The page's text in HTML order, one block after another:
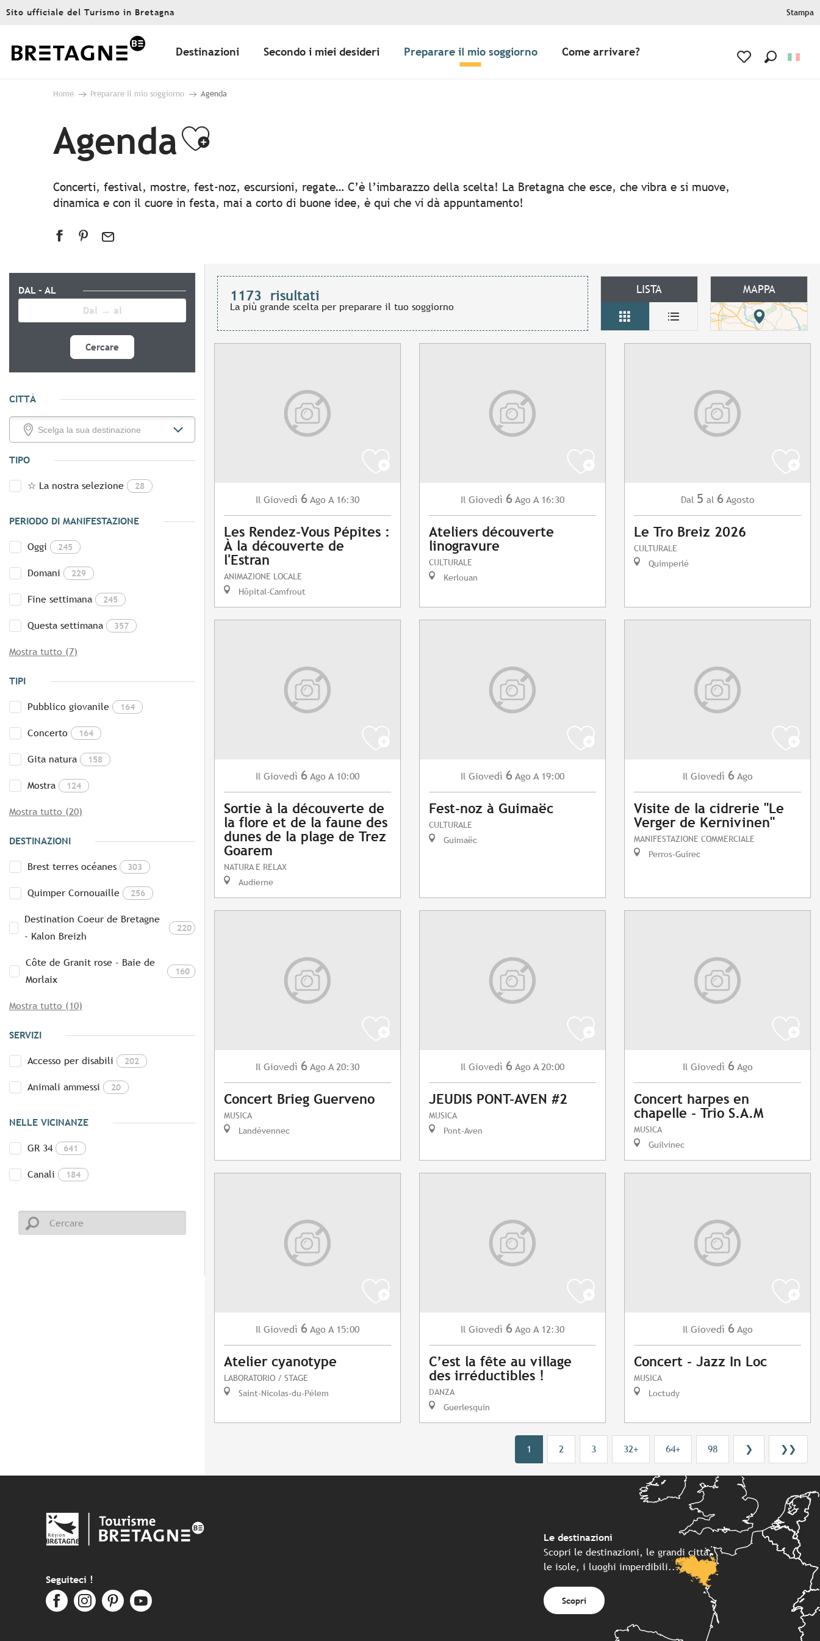
Aller
principal
Sito ufficiale del Turismo in Bretagna Stampa
Destinazioni Secondo i miei desideri Preparare il mio soggiorno Come arrivare?
Home Preparare il mio soggiorno Agenda
AgendaAjouter aux favoris
Concerti, festival, mostre, fest-noz, escursioni, regate… C’è l’imbarazzo della scelta! La Bretagna che esce, che vibra e si muove,
dinamica e con il cuore in festa, mai a corto di buone idee, è qui che vi dà appuntamento!
DAL - AL
Cercare
CITTÀ
TIPO
☆ La nostra selezione 28
PERIODO DI MANIFESTAZIONE
Oggi 245
Domani 229
Fine settimana 245
Questa settimana 357
Mostra tutto (7)
TIPI
Pubblico giovanile 164
Concerto 164
Gita natura 158
Mostra 124
Mostra tutto (20)
DESTINAZIONI
Brest terres océanes 303
Quimper Cornouaille 256
Destination Coeur de Bretagne
- Kalon Breizh
220
Côte de Granit rose - Baie de
Morlaix
160
Mostra tutto (10)
SERVIZI
Accesso per disabili 202
Animali ammessi 20
NELLE VICINANZE
GR 34 641
Canali 184
1173 risultati
La più grande scelta per preparare il tuo soggiorno
LISTA MAPPA
Il Giovedì 6 Ago A 16:30
Les Rendez-Vous Pépites :
À la découverte de
l'Estran
ANIMAZIONE LOCALE
Hôpital-Camfrout
Il Giovedì 6 Ago A 16:30
Ateliers découverte
linogravure
CULTURALE
Kerlouan
Dal 5 al 6 Agosto
Le Tro Breiz 2026
CULTURALE
Quimperlé
Il Giovedì 6 Ago A 10:00
Sortie à la découverte de
la flore et de la faune des
dunes de la plage de Trez
Goarem
NATURA E RELAX
Audierne
Il Giovedì 6 Ago A 19:00
Fest-noz à Guimaëc
CULTURALE
Guimaëc
Il Giovedì 6 Ago
Visite de la cidrerie "Le
Verger de Kernivinen"
MANIFESTAZIONE COMMERCIALE
Perros-Guirec
Il Giovedì 6 Ago A 20:30
Concert Brieg Guerveno
MUSICA
Landévennec
Il Giovedì 6 Ago A 20:00
JEUDIS PONT-AVEN #2
MUSICA
Pont-Aven
Il Giovedì 6 Ago
Concert harpes en
chapelle - Trio S.A.M
MUSICA
Guilvinec
Il Giovedì 6 Ago A 15:00
Atelier cyanotype
LABORATORIO / STAGE
Saint-Nicolas-du-Pélem
Il Giovedì 6 Ago A 12:30
C’est la fête au village
des irréductibles !
DANZA
Guerlesquin
Il Giovedì 6 Ago
Concert - Jazz In Loc
MUSICA
Loctudy
1 2 3 32+ 64+ 98 ❯ ❯❯
Seguiteci !
Le destinazioni
Scopri le destinazioni, le grandi città,
le isole, i luoghi imperdibili...
Scopri